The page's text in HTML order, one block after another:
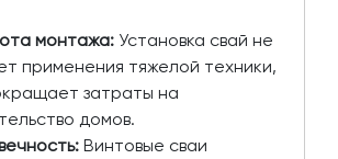
монтажа: Установка свай не
применения тяжелой техники,
затраты на
домов.
Винтовые сваи